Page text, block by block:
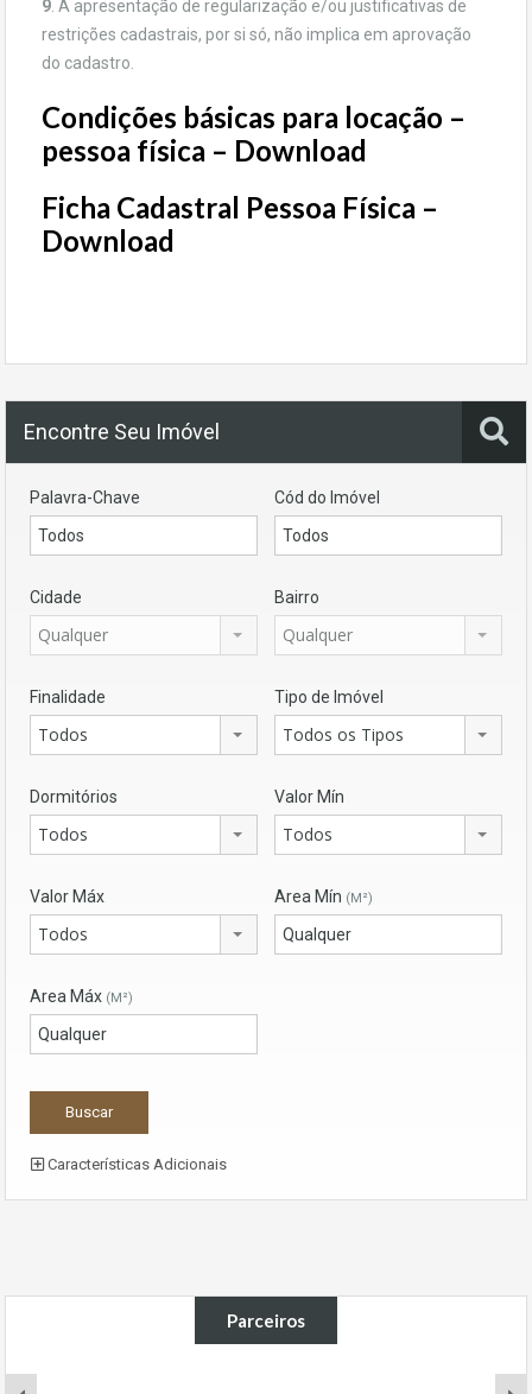
9 . A apresentação de regularização e/ou justificativas de
restrições cadastrais, por si só, não implica em aprovação
do cadastro.
Condições básicas para locação –
pessoa física – Download
Ficha Cadastral Pessoa Física –
Download
Encontre Seu Imóvel
Palavra-Chave Cód do Imóvel
Cidade
Qualquer
Bairro
Qualquer
Finalidade
Todos
Tipo de Imóvel
Todos os Tipos
Dormitórios
Todos
Valor Mín
Todos
Valor Máx
Todos
Area Mín (M²)
Area Máx (M²)
Características Adicionais
Parceiros